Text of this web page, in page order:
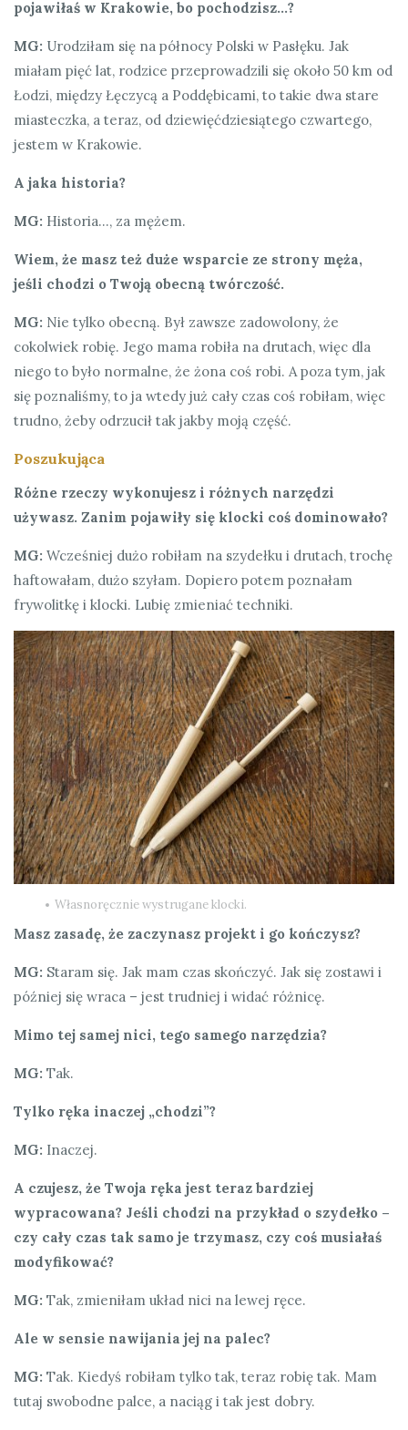
pojawiłaś w Krakowie, bo pochodzisz…?
MG: Urodziłam się na północy Polski w Pasłęku. Jak
miałam pięć lat, rodzice przeprowadzili się około 50 km od
Łodzi, między Łęczycą a Poddębicami, to takie dwa stare
miasteczka, a teraz, od dziewięćdziesiątego czwartego,
jestem w Krakowie.
A jaka historia?
MG: Historia…, za mężem.
Wiem, że masz też duże wsparcie ze strony męża,
jeśli chodzi o Twoją obecną twórczość.
MG: Nie tylko obecną. Był zawsze zadowolony, że
cokolwiek robię. Jego mama robiła na drutach, więc dla
niego to było normalne, że żona coś robi. A poza tym, jak
się poznaliśmy, to ja wtedy już cały czas coś robiłam, więc
trudno, żeby odrzucił tak jakby moją część.
Poszukująca
Różne rzeczy wykonujesz i różnych narzędzi
używasz. Zanim pojawiły się klocki coś dominowało?
MG: Wcześniej dużo robiłam na szydełku i drutach, trochę
haftowałam, dużo szyłam. Dopiero potem poznałam
frywolitkę i klocki. Lubię zmieniać techniki.
Własnoręcznie wystrugane klocki.
Masz zasadę, że zaczynasz projekt i go kończysz?
MG: Staram się. Jak mam czas skończyć. Jak się zostawi i
później się wraca – jest trudniej i widać różnicę.
Mimo tej samej nici, tego samego narzędzia?
MG: Tak.
Tylko ręka inaczej „chodzi”?
MG: Inaczej.
A czujesz, że Twoja ręka jest teraz bardziej
wypracowana? Jeśli chodzi na przykład o szydełko –
czy cały czas tak samo je trzymasz, czy coś musiałaś
modyfikować?
MG: Tak, zmieniłam układ nici na lewej ręce.
Ale w sensie nawijania jej na palec?
MG: Tak. Kiedyś robiłam tylko tak, teraz robię tak. Mam
tutaj swobodne palce, a naciąg i tak jest dobry.